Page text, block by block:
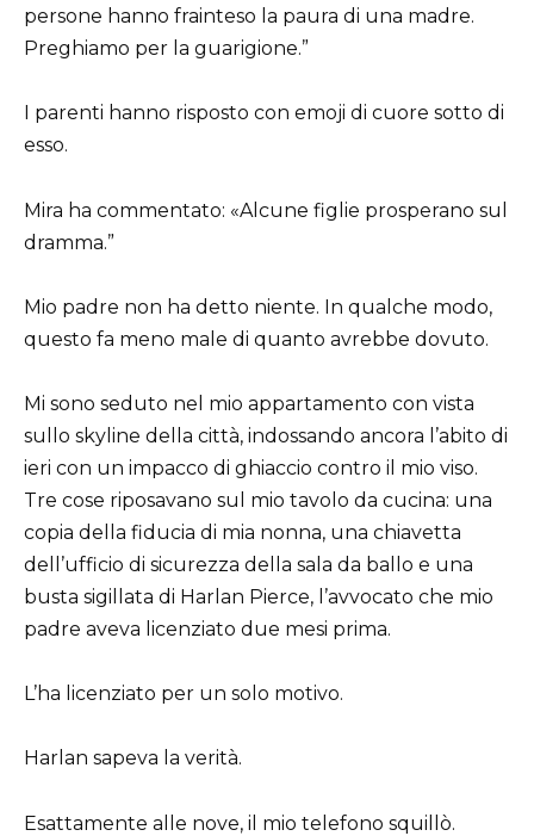
persone hanno frainteso la paura di una madre.
Preghiamo per la guarigione.”
I parenti hanno risposto con emoji di cuore sotto di
esso.
Mira ha commentato: «Alcune figlie prosperano sul
dramma.”
Mio padre non ha detto niente. In qualche modo,
questo fa meno male di quanto avrebbe dovuto.
Mi sono seduto nel mio appartamento con vista
sullo skyline della città, indossando ancora l’abito di
ieri con un impacco di ghiaccio contro il mio viso.
Tre cose riposavano sul mio tavolo da cucina: una
copia della fiducia di mia nonna, una chiavetta
dell’ufficio di sicurezza della sala da ballo e una
busta sigillata di Harlan Pierce, l’avvocato che mio
padre aveva licenziato due mesi prima.
L’ha licenziato per un solo motivo.
Harlan sapeva la verità.
Esattamente alle nove, il mio telefono squillò.